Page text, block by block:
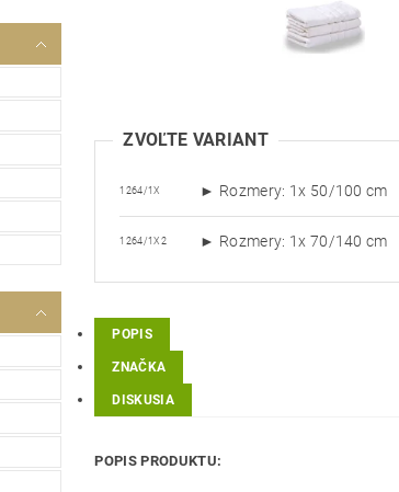
ZVOĽTE VARIANT
1264/1X ► Rozmery: 1x 50/100 cm
1264/1X2 ► Rozmery: 1x 70/140 cm
POPIS
ZNAČKA
DISKUSIA
POPIS PRODUKTU: